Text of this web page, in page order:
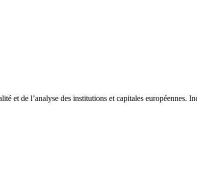
et de l’analyse des institutions et capitales européennes.